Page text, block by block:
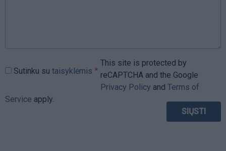
Sutinku su taisyklėmis
This site is protected by
reCAPTCHA and the Google
Privacy Policy and Terms of
Service apply.